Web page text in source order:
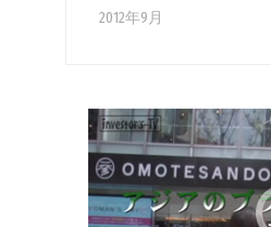
2012年9月